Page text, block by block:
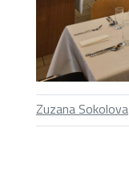
Zuzana Sokolova